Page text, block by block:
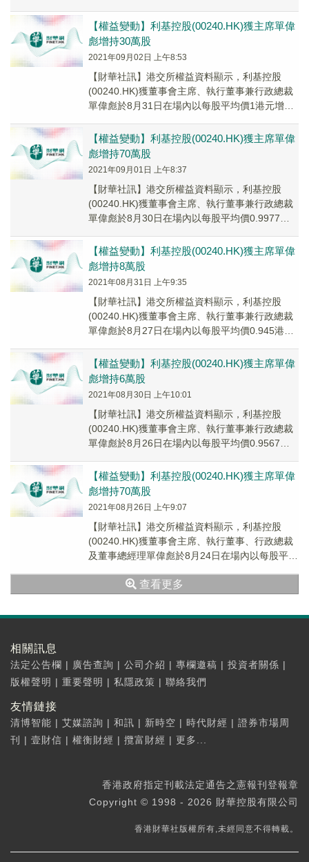
【權益變動】利基控股(00240.HK)獲主席單偉
彪增持30萬股
2021年09月02日 上午8:53
【財華社訊】港交所權益資料顯示，利基控股
(00240.HK)獲董事會主席、執行董事兼行政總裁
單偉彪於8月31日在場內以每股平均價1港元增持
【權益變動】利基控股(00240.HK)獲主席單偉
彪增持70萬股
2021年09月01日 上午8:37
【財華社訊】港交所權益資料顯示，利基控股
(00240.HK)獲董事會主席、執行董事兼行政總裁
單偉彪於8月30日在場內以每股平均價0.9977港
【權益變動】利基控股(00240.HK)獲主席單偉
彪增持8萬股
2021年08月31日 上午9:35
【財華社訊】港交所權益資料顯示，利基控股
(00240.HK)獲董事會主席、執行董事兼行政總裁
單偉彪於8月27日在場內以每股平均價0.945港元
【權益變動】利基控股(00240.HK)獲主席單偉
彪增持6萬股
2021年08月30日 上午10:01
【財華社訊】港交所權益資料顯示，利基控股
(00240.HK)獲董事會主席、執行董事兼行政總裁
單偉彪於8月26日在場內以每股平均價0.9567港
【權益變動】利基控股(00240.HK)獲主席單偉
彪增持70萬股
2021年08月26日 上午9:07
【財華社訊】港交所權益資料顯示，利基控股
(00240.HK)獲董事會主席、執行董事、行政總裁
及董事總經理單偉彪於8月24日在場內以每股平均
查看更多
相關訊息
法定公告欄 | 廣告查詢 | 公司介紹 | 專欄邀稿 | 投資者關係 |
版權聲明 | 重要聲明 | 私隱政策 | 聯絡我們
友情鏈接
清博智能 | 艾媒諮詢 | 和訊 | 新時空 | 時代財經 | 證券市場周
刊
| 壹財信 | 權衡財經 | 攬富財經 | 更多...
香港政府指定刊載法定通告之憲報刊登報章
Copyright © 1998 - 2026 財華控股有限公司
香港財華社版權所有,未經同意不得轉載。